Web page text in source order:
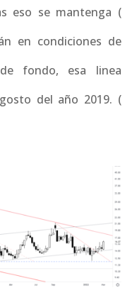
eso se mantenga (
en condiciones de
fondo, esa linea
del año 2019. (